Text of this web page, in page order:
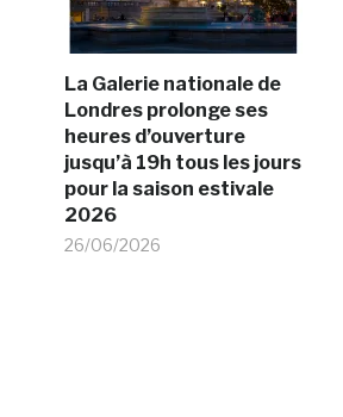
La Galerie nationale de
Londres prolonge ses
heures d’ouverture
jusqu’à 19h tous les jours
pour la saison estivale
2026
26/06/2026